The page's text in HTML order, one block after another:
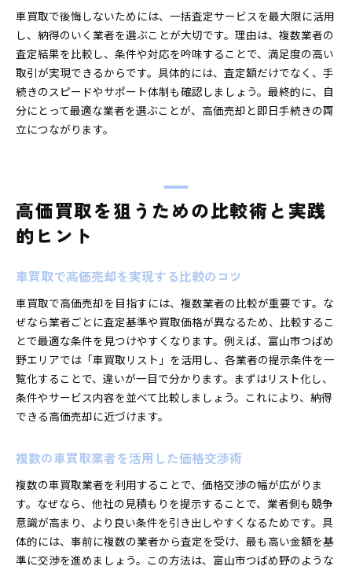
車買取で後悔しないためには、一括査定サービスを最大限に活用
し、納得のいく業者を選ぶことが大切です。理由は、複数業者の
査定結果を比較し、条件や対応を吟味することで、満足度の高い
取引が実現できるからです。具体的には、査定額だけでなく、手
続きのスピードやサポート体制も確認しましょう。最終的に、自
分にとって最適な業者を選ぶことが、高価売却と即日手続きの両
立につながります。
高価買取を狙うための比較術と実践
的ヒント
車買取で高価売却を実現する比較のコツ
車買取で高価売却を目指すには、複数業者の比較が重要です。な
ぜなら業者ごとに査定基準や買取価格が異なるため、比較するこ
とで最適な条件を見つけやすくなります。例えば、富山市つばめ
野エリアでは「車買取リスト」を活用し、各業者の提示条件を一
覧化することで、違いが一目で分かります。まずはリスト化し、
条件やサービス内容を並べて比較しましょう。これにより、納得
できる高価売却に近づけます。
複数の車買取業者を活用した価格交渉術
複数の車買取業者を利用することで、価格交渉の幅が広がりま
す。なぜなら、他社の見積もりを提示することで、業者側も競争
意識が高まり、より良い条件を引き出しやすくなるためです。具
体的には、事前に複数の業者から査定を受け、最も高い金額を基
準に交渉を進めましょう。この方法は、富山市つばめ野のような